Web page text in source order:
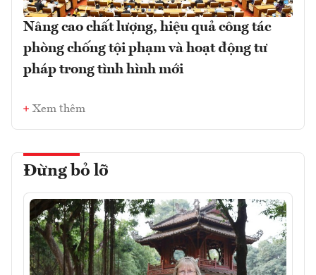
Nâng cao chất lượng, hiệu quả công tác
phòng chống tội phạm và hoạt động tư
pháp trong tình hình mới
Xem thêm
Đừng bỏ lỡ